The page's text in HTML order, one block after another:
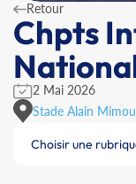
Retour
Chpts
2 Mai 2026
Stade Alain
Choisir une